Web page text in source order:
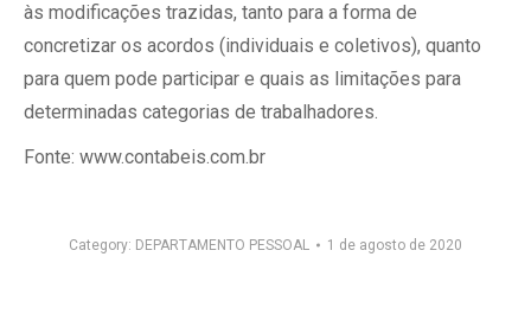
às modificações trazidas, tanto para a forma de
concretizar os acordos (individuais e coletivos), quanto
para quem pode participar e quais as limitações para
determinadas categorias de trabalhadores.
Fonte: www.contabeis.com.br
Category: DEPARTAMENTO PESSOAL 1 de agosto de 2020